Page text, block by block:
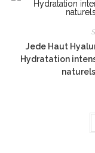
Jede Haut
Hydratation